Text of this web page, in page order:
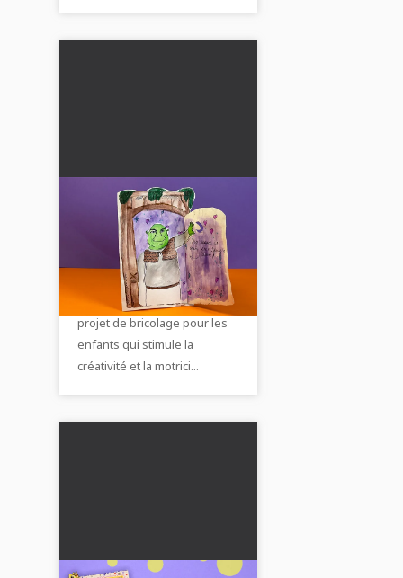
Fabriquer une carte de
porte Shrek - une idée
créative de bricolage
pour les enfants
Découvrez un guide amusant
pour une carte de porte
Shrek à rabats. Un super
projet de bricolage pour les
enfants qui stimule la
créativité et la motrici...